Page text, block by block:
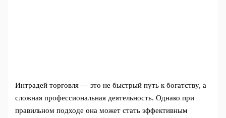
Интрадей торговля — это не быстрый путь к богатству, а
сложная профессиональная деятельность. Однако при
правильном подходе она может стать эффективным